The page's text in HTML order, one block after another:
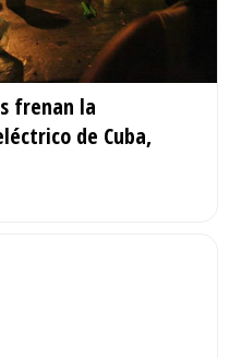
frenan la
de Cuba,